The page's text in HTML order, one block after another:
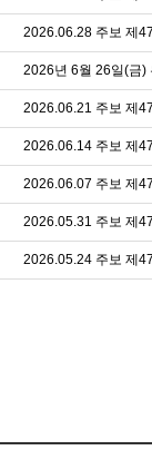
2026.06.28 주보 제
2026년 6월 26일(금)
2026.06.21 주보 제
2026.06.14 주보 제
2026.06.07 주보 제
2026.05.31 주보 제
2026.05.24 주보 제